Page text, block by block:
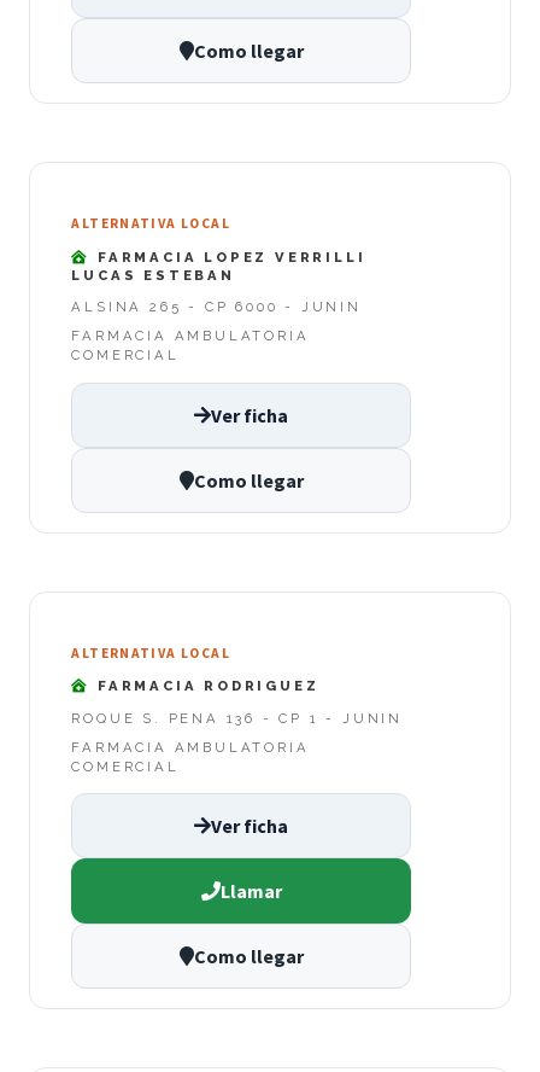
Como llegar
ALTERNATIVA LOCAL
FARMACIA LOPEZ VERRILLI
LUCAS ESTEBAN
ALSINA 265 - CP 6000 - JUNIN
FARMACIA AMBULATORIA
COMERCIAL
Ver ficha
Como llegar
ALTERNATIVA LOCAL
FARMACIA RODRIGUEZ
ROQUE S. PENA 136 - CP 1 - JUNIN
FARMACIA AMBULATORIA
COMERCIAL
Ver ficha
Llamar
Como llegar